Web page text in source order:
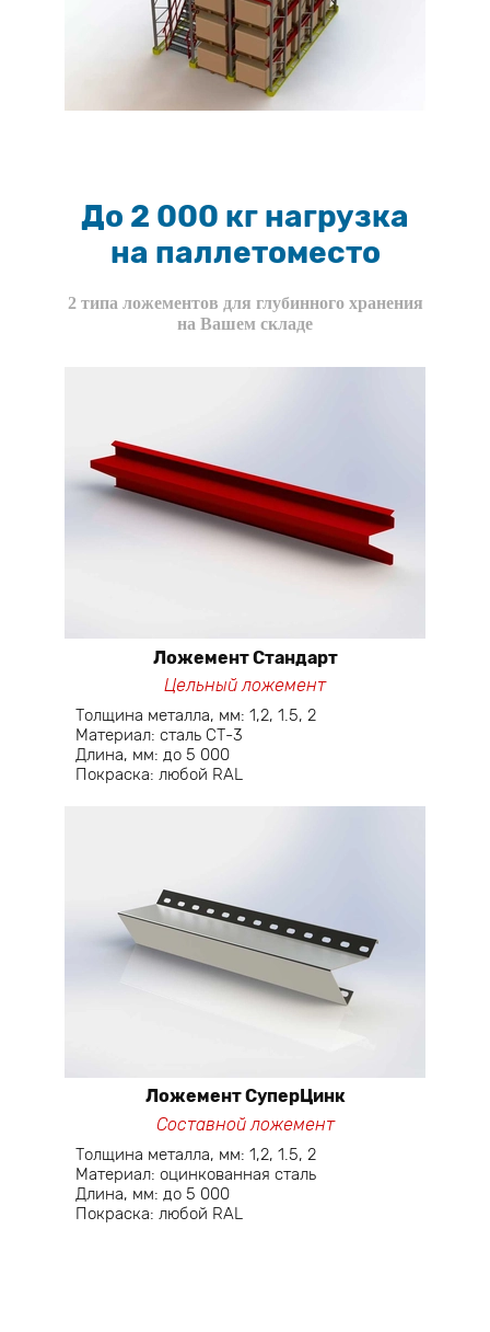
До 2 000 кг нагрузка
на паллетоместо
2 типа ложементов для глубинного хранения
на Вашем складе
Ложемент Стандарт
Цельный ложемент
Толщина металла, мм: 1,2, 1.5, 2
Материал: сталь СТ-3
Длина, мм: до 5 000
Покраска: любой RAL
Ложемент СуперЦинк
Составной ложемент
Толщина металла, мм: 1,2, 1.5, 2
Материал: оцинкованная сталь
Длина, мм: до 5 000
Покраска: любой RAL